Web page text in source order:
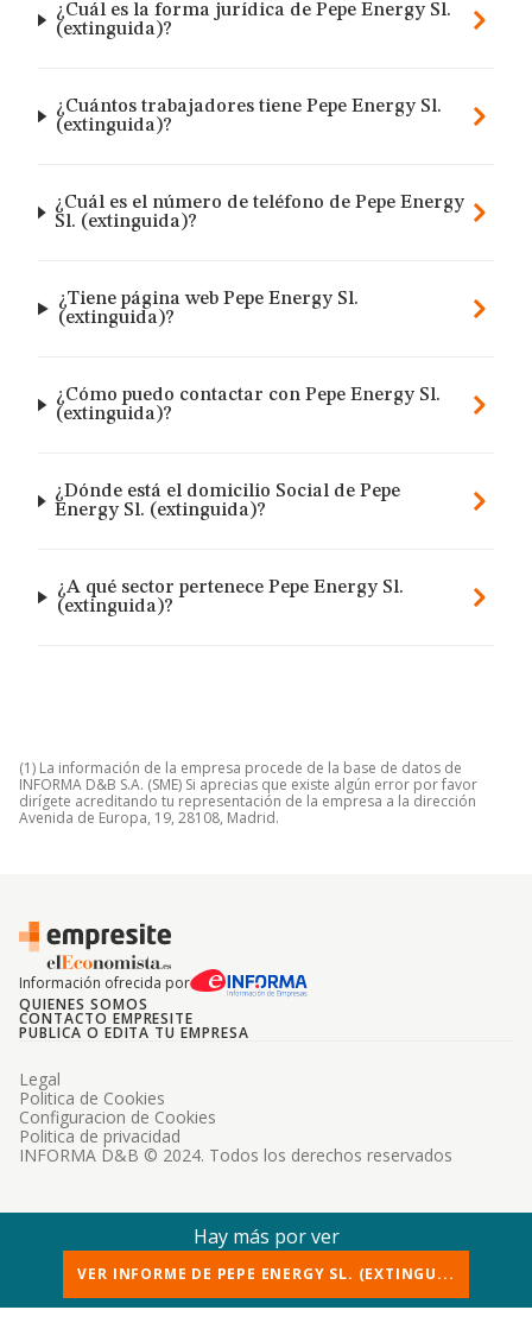
¿Cuál es la forma jurídica de Pepe Energy Sl.
(extinguida)?
¿Cuántos trabajadores tiene Pepe Energy Sl.
(extinguida)?
¿Cuál es el número de teléfono de Pepe Energy
Sl. (extinguida)?
¿Tiene página web Pepe Energy Sl.
(extinguida)?
¿Cómo puedo contactar con Pepe Energy Sl.
(extinguida)?
¿Dónde está el domicilio Social de Pepe
Energy Sl. (extinguida)?
¿A qué sector pertenece Pepe Energy Sl.
(extinguida)?
(1) La información de la empresa procede de la base de datos de
INFORMA D&B S.A. (SME) Si aprecias que existe algún error por favor
dirígete acreditando tu representación de la empresa a la dirección
Avenida de Europa, 19, 28108, Madrid.
Información ofrecida por
QUIENES SOMOS
CONTACTO EMPRESITE
PUBLICA O EDITA TU EMPRESA
INFORMA D&B © 2024. Todos los derechos reservados
Legal
Politica de Cookies
Configuracion de Cookies
Politica de privacidad
Hay más por ver
VER INFORME DE PEPE ENERGY SL. (EXTINGU...